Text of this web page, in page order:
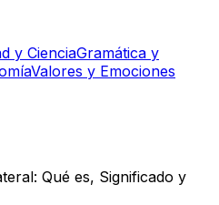
y CienciaGramática y
Valores y Emociones
Qué es, Significado y